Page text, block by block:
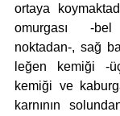
ortaya
omurgası -
noktadan-, sağ
leğen kemiği -
kemiği ve
karnının